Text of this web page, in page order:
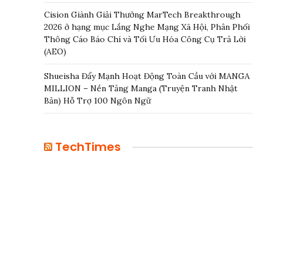
Cision Giành Giải Thưởng MarTech Breakthrough
2026 ở hạng mục Lắng Nghe Mạng Xã Hội, Phân Phối
Thông Cáo Báo Chí và Tối Ưu Hóa Công Cụ Trả Lời
(AEO)
Shueisha Đẩy Mạnh Hoạt Động Toàn Cầu với MANGA
MILLION – Nền Tảng Manga (Truyện Tranh Nhật
Bản) Hỗ Trợ 100 Ngôn Ngữ
TechTimes